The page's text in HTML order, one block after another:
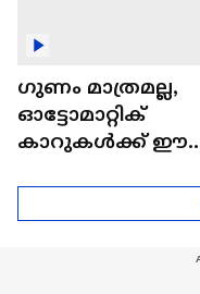
ഗുണം മാത്രമല്ല,
ഓട്ടോമാറ്റിക്
കാറുകൾക്ക് ഈ